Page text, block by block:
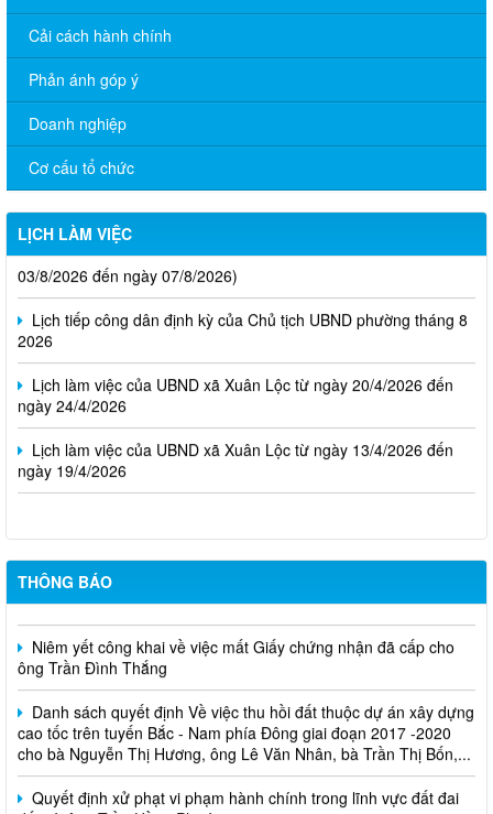
Cải cách hành chính
Phản ánh góp ý
Doanh nghiệp
Cơ cấu tổ chức
LỊCH LÀM VIỆC
Thông báo Lịch làm việc của UBND phường Xuân Lộc (Từ ngày
03/8/2026 đến ngày 07/8/2026)
Lịch tiếp công dân định kỳ của Chủ tịch UBND phường tháng 8
2026
Lịch làm việc của UBND xã Xuân Lộc từ ngày 20/4/2026 đến
ngày 24/4/2026
Lịch làm việc của UBND xã Xuân Lộc từ ngày 13/4/2026 đến
ngày 19/4/2026
THÔNG BÁO
Cuộc thi trực tuyến tìm hiểu pháp luật năm 2026.
Niêm yết công khai về việc mất Giấy chứng nhận đã cấp cho
ông Trần Đình Thắng
Danh sách quyết định Về việc thu hồi đất thuộc dự án xây dựng
cao tốc trên tuyến Bắc - Nam phía Đông giai đoạn 2017 -2020
cho bà Nguyễn Thị Hương, ông Lê Văn Nhân, bà Trần Thị Bốn,...
Quyết định xử phạt vi phạm hành chính trong lĩnh vực đất đai
đối với ông Trần Hồng Phước